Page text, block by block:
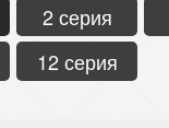
2 серия
12 серия